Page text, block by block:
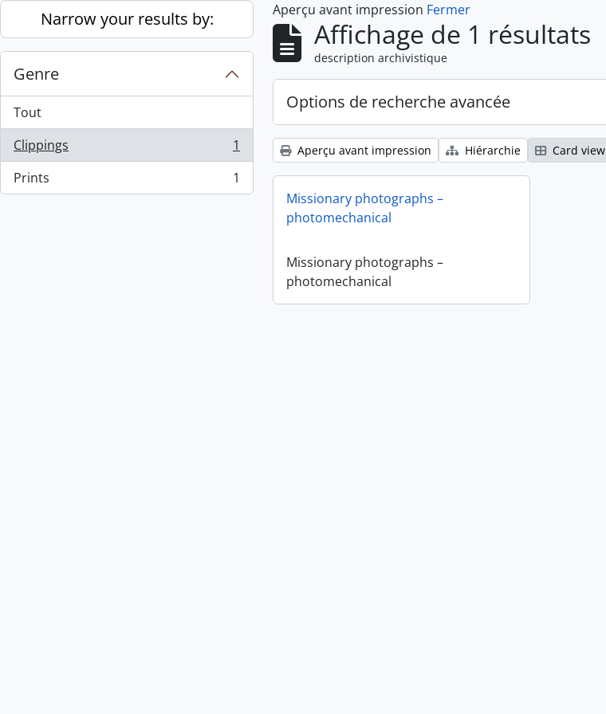
Skip to main content
Narrow your results by:
Genre
Tout
Clippings
, 1 résultats
1
Prints
, 1 résultats 1
Aperçu avant impression Fermer
Affichage de 1 résultats
description archivistique
Options de recherche avancée
Aperçu avant impression Hiérarchie Card view
Missionary photographs –
photomechanical
Missionary photographs –
photomechanical